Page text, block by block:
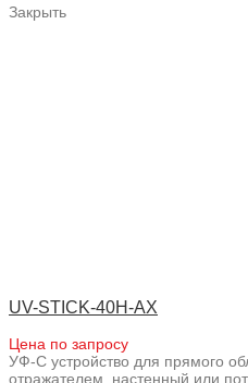
Закрыть
UV-STICK-40H-AX
Цена по запросу
УФ-С устройство для прямого
отражателем, настенный или